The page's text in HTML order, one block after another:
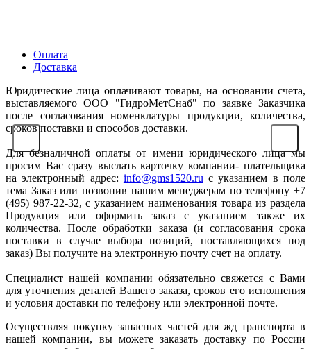
Оплата
Доставка
Юридические лица оплачивают товары, на основании счета,
выставляемого ООО "ГидроМетСнаб" по заявке Заказчика
после согласования номенклатуры продукции, количества,
сроков поставки и способов доставки.
Для безналичной оплаты от имени юридического лица мы
просим Вас сразу выслать карточку компании- плательщика
на электронный адрес: info@gms1520.ru с указанием в поле
тема Заказ или позвонив нашим менеджерам по телефону +7
(495) 987-22-32, с указанием наименования товара из раздела
Продукция или оформить заказ с указанием также их
количества. После обработки заказа (и согласования срока
поставки в случае выбора позиций, поставляющихся под
заказ) Вы получите на электронную почту счет на оплату.
Специалист нашей компании обязательно свяжется с Вами
для уточнения деталей Вашего заказа, сроков его исполнения
и условия доставки по телефону или электронной почте.
Осуществляя покупку запасных частей для жд транспорта в
нашей компании, вы можете заказать доставку по России